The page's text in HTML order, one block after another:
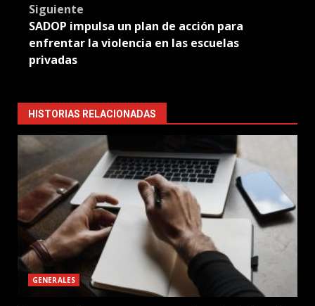
Siguiente
SADOP impulsa un plan de acción para
enfrentar la violencia en las escuelas
privadas
HISTORIAS RELACIONADAS
GENERALES